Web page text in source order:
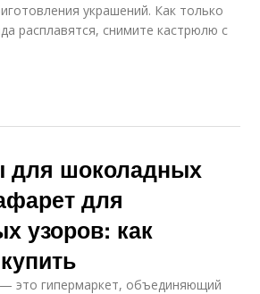
украшений. Как только
расплавятся, снимите кастрюлю с
для шоколадных
для
узоров: как
это гипермаркет, объединяющий